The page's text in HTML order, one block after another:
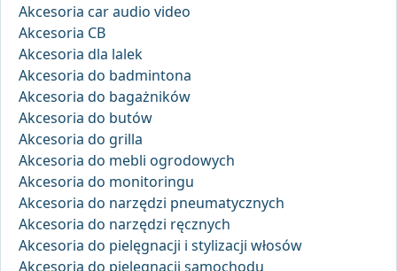
Akcesoria car audio video
Akcesoria CB
Akcesoria dla lalek
Akcesoria do badmintona
Akcesoria do bagażników
Akcesoria do butów
Akcesoria do grilla
Akcesoria do mebli ogrodowych
Akcesoria do monitoringu
Akcesoria do narzędzi pneumatycznych
Akcesoria do narzędzi ręcznych
Akcesoria do pielęgnacji i stylizacji włosów
Akcesoria do pielęgnacji samochodu